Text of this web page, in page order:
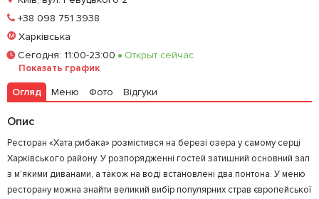
Залишити відгук
+38 098 751 3938
Харківська
Сегодня: 11:00-23:00 Открыт сейчас
Показать график
Огляд Меню Фото Відгуки
Опис
Ресторан «Хата рибака» розмістився на березі озера у самому серці
Харківського району. У розпорядженні гостей затишний основний зал
з м'якими диванами, а також на воді встановлені два понтона. У меню
ресторану можна знайти великий вибір популярних страв європейської